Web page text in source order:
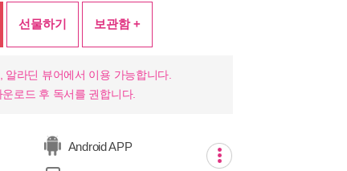
선물하기 보관함 +
라딘 뷰어에서 이용 가능합니다.
로드 후 독서를 권합니다.
Android APP